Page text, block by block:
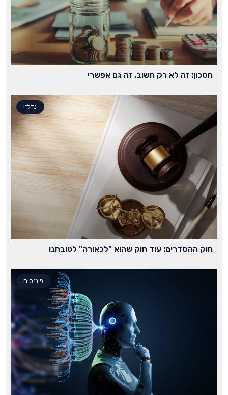
חסכון: זה לא רק חשוב, זה גם אפשרי
נדל"ן
חוק ההסדרים: עוד חוק שהוא "לכאורה" לטובתנו
פיננסים